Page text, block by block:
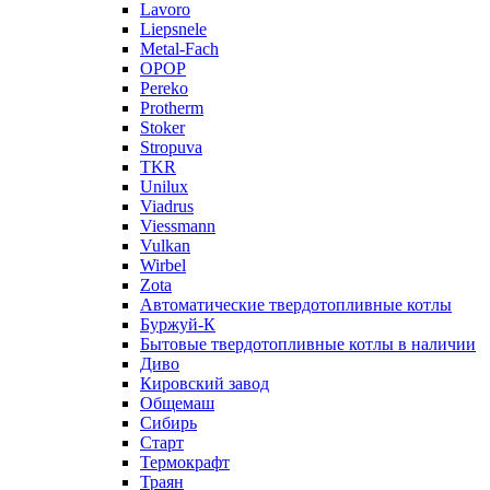
Lavoro
Liepsnele
Metal-Fach
OPOP
Pereko
Protherm
Stoker
Stropuva
TKR
Unilux
Viadrus
Viessmann
Vulkan
Wirbel
Zota
Автоматические твердотопливные котлы
Буржуй-К
Бытовые твердотопливные котлы в наличии
Диво
Кировский завод
Общемаш
Сибирь
Старт
Термокрафт
Траян